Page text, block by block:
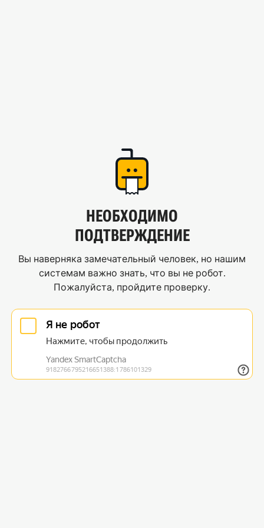
НЕОБХОДИМО
ПОДТВЕРЖДЕНИЕ
Вы наверняка замечательный человек, но нашим
системам важно знать, что вы не робот.
Пожалуйста, пройдите проверку.